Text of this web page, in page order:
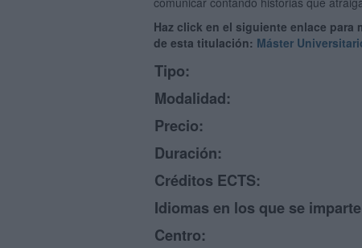
Haz click en el siguiente enlace
de esta titulación: Máster
Tipo:
Modalidad:
Precio:
Duración:
Créditos ECTS:
Idiomas en los que se
Centro: